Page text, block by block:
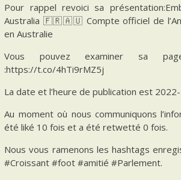
Pour rappel revoici sa
Australia 🇫🇷🇦🇺 Compte officiel de
en Australie
Vous pouvez examiner sa
:https://t.co/4hTi9rMZ5j
La date et l’heure de publication est
Au moment où nous communiquons
été liké 10 fois et a été retwetté 0 fois.
Nous vous ramenons les hashtags
#Croissant #foot #amitié #Parlement.